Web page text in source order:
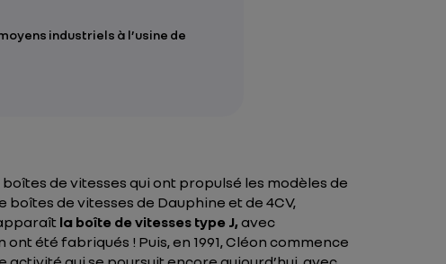
industriels à l’usine de
boîtes de vitesses qui ont propulsé les modèles de
de vitesses de Dauphine et de 4CV,
la boîte de vitesses type J,avec
été fabriqués ! Puis, en 1991, Cléon commence